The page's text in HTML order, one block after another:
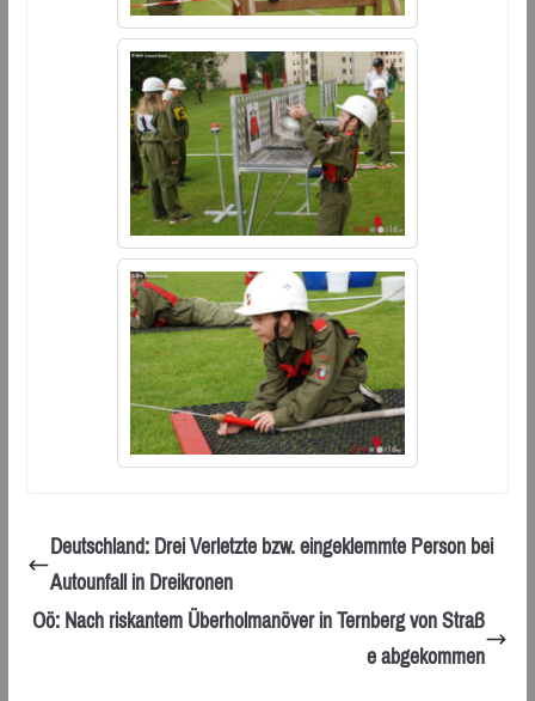
Deutschland: Drei Verletzte bzw. eingeklemmte Person bei
Autounfall in Dreikronen
Oö: Nach riskantem Überholmanöver in Ternberg von Straß
e abgekommen